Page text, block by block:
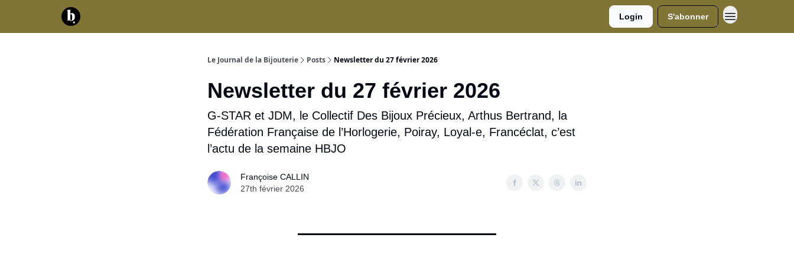
Login S'abonner
Le Journal de la Bijouterie Posts Newsletter du 27 février 2026
Newsletter du 27 février 2026
G-STAR et JDM, le Collectif Des Bijoux Précieux, Arthus Bertrand, la
Fédération Française de l’Horlogerie, Poiray, Loyal-e, Francéclat, c’est
l’actu de la semaine HBJO
Françoise CALLIN
27th février 2026